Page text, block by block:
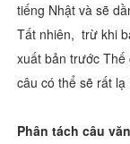
tiếng Nhật và sẽ
Tất nhiên, trừ khi
xuất bản trước
câu có thể sẽ rất
Phân tách câu